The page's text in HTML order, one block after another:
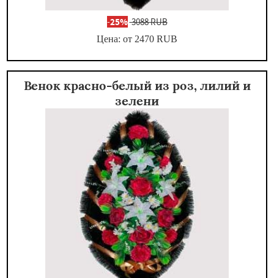
-25%3088 RUB
Цена: от 2470 RUB
Венок красно-белый из роз, лилий и
зелени